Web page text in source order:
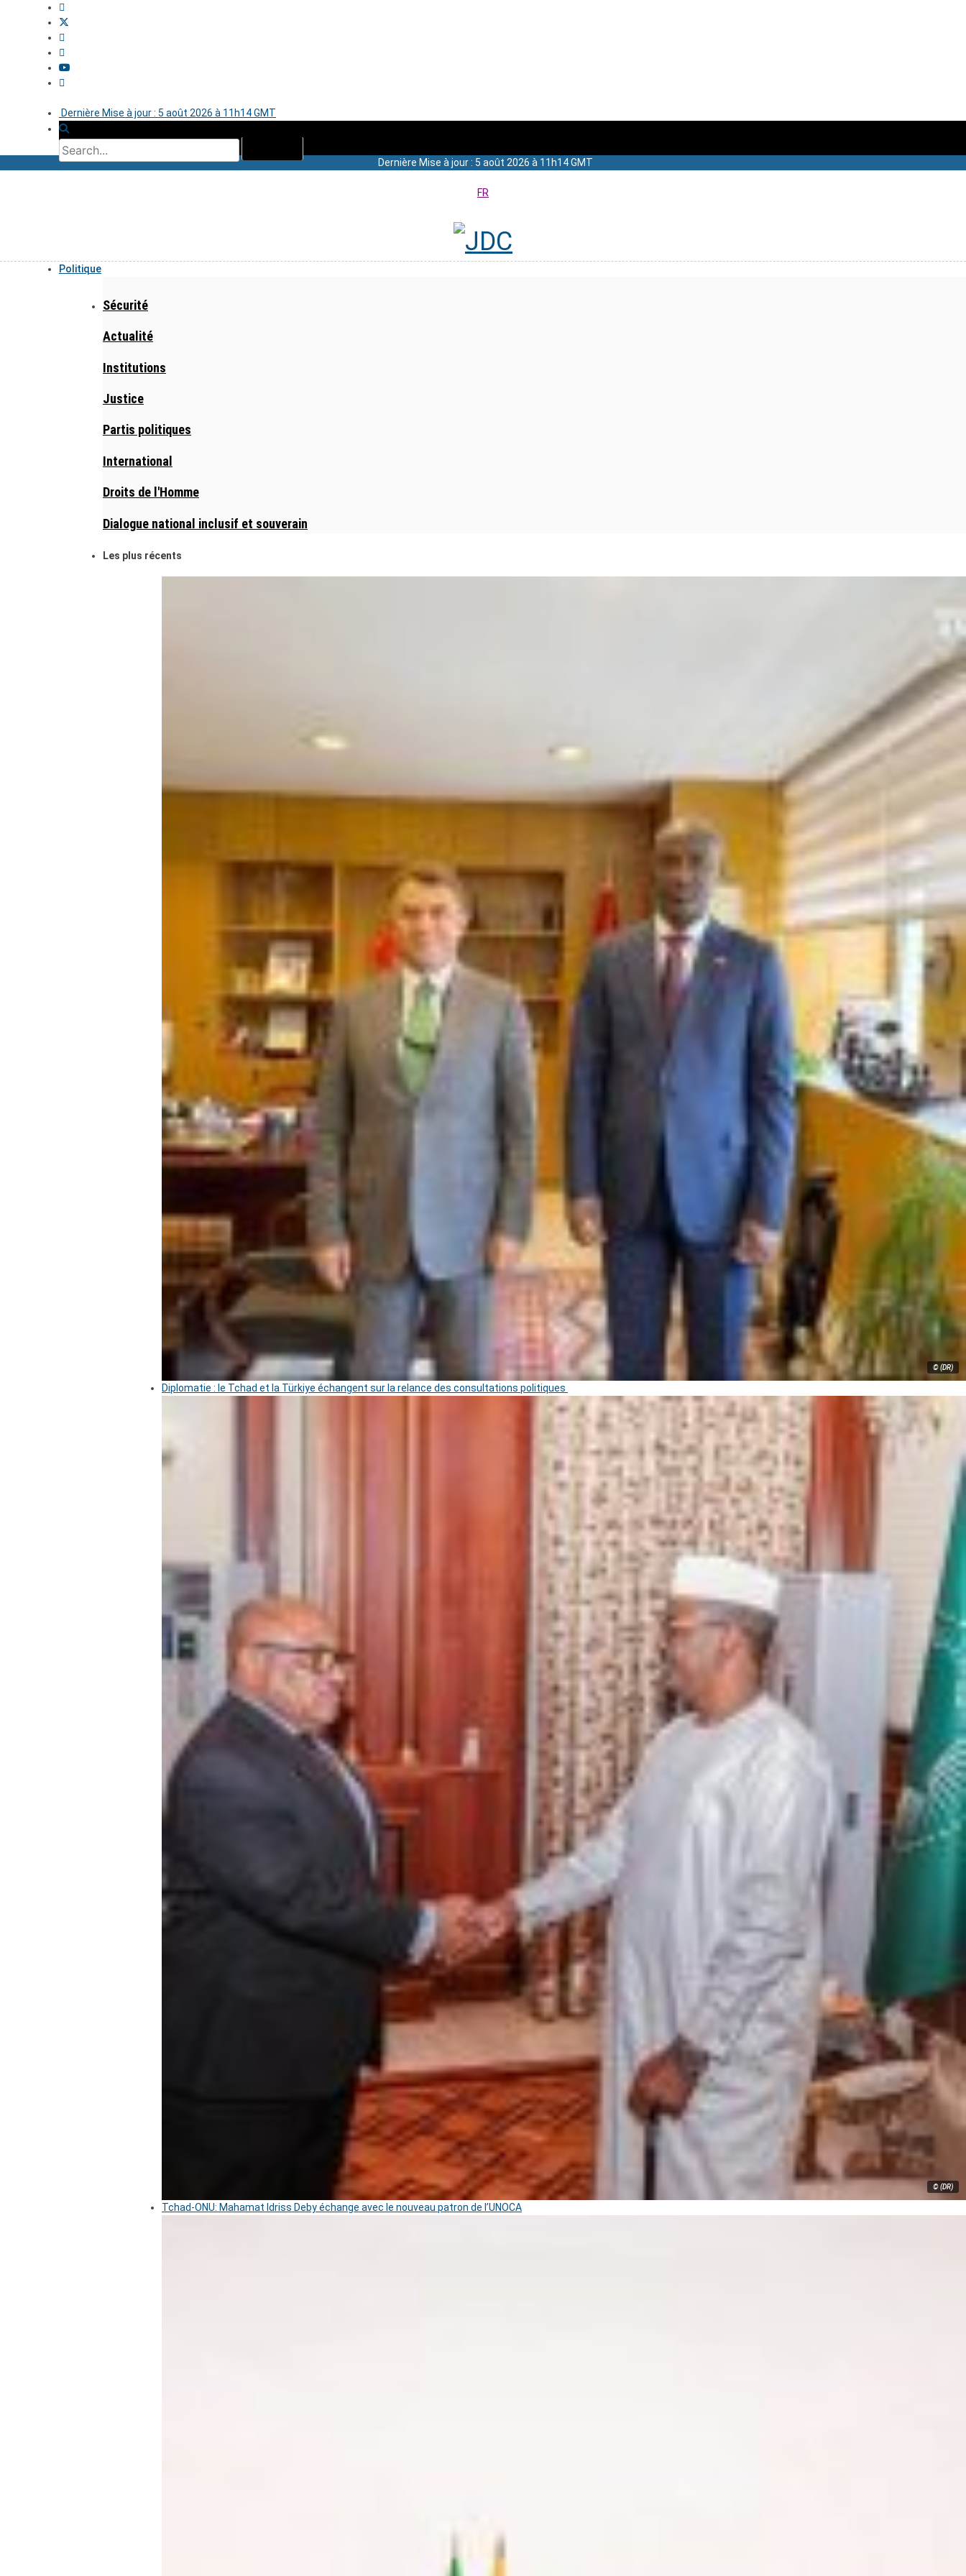
Dernière Mise à jour : 5 août 2026 à 11h14 GMT
Dernière Mise à jour : 5 août 2026 à 11h14 GMT
FR
Politique
Sécurité
Actualité
Institutions
Justice
Partis politiques
International
Droits de l'Homme
Dialogue national inclusif et souverain
Les plus récents
© (DR)
Diplomatie : le Tchad et la Türkiye échangent sur la relance des consultations politiques
© (DR)
Tchad-ONU: Mahamat Idriss Deby échange avec le nouveau patron de l’UNOCA